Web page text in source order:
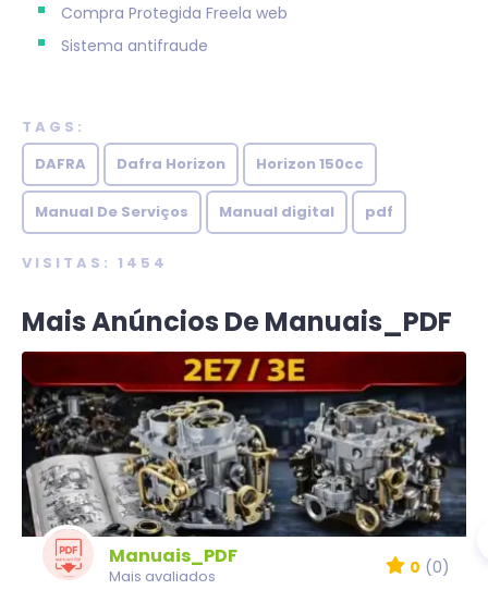
Compra Protegida Freela web
Sistema antifraude
TAGS:
DAFRA
Dafra Horizon Horizon 150cc
Manual De Serviços Manual digital pdf
VISITAS: 1454
Mais Anúncios De Manuais_PDF
Manuais_PDF
Mais avaliados 0 (0)